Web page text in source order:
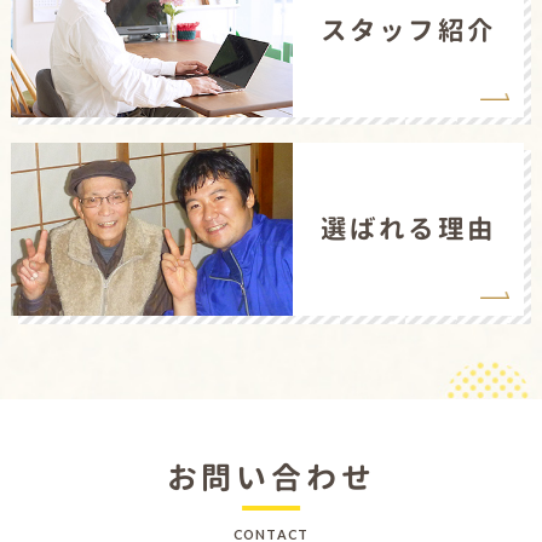
スタッフ紹介
選ばれる理由
お問い合わせ
CONTACT